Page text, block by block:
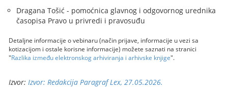
Dragana Tošić - pomoćnica glavnog i odgovornog urednika
časopisa Pravo u privredi i pravosuđu
Detaljne informacije o vebinaru (način prijave, informacije u vezi sa
kotizacijom i ostale korisne informacije) možete saznati na stranici
"Razlika između elektronskog arhiviranja i arhivske knjige".
Izvor:Izvor: Redakcija Paragraf Lex, 27.05.2026.